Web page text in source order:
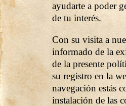
ayudarte a poder
de tu interés.
Con su visita a
informado de la
de la presente
su registro en la
navegación estás
instalación de las